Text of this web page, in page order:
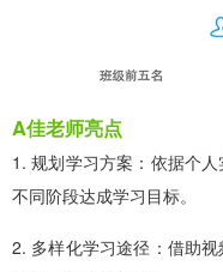
A佳老师亮点
1. 规划学习方案：依据个
不同阶段达成学习目标。
2. 多样化学习途径：借助